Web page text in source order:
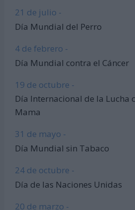
21 de julio -
Día Mundial del Perro
4 de febrero -
Día Mundial contra el Cáncer
19 de octubre -
Día Internacional de la Lucha
Mama
31 de mayo -
Día Mundial sin Tabaco
24 de octubre -
Día de las Naciones Unidas
20 de marzo -